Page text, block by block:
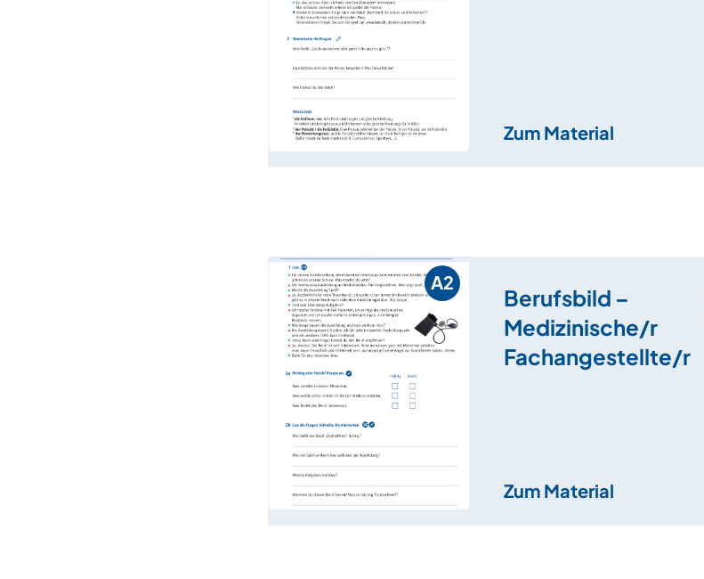
Zum Material
A2
Berufsbild –
Medizinische/r
Fachangestellte/r
Zum Material